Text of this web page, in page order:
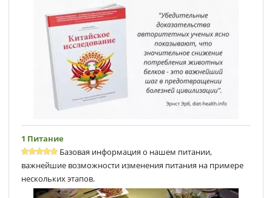
1 Питание
Базовая информация о нашем питании,
важнейшие возможности изменения питания на примере
нескольких этапов.